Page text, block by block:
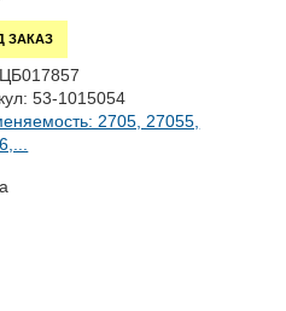
ЗАКАЗ
ЦБ017857
53-1015054
2705, 27055,